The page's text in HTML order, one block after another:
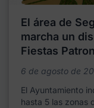
El área de
marcha un
Fiestas
6 de agosto de
El Ayuntamiento
hasta 5 las zonas